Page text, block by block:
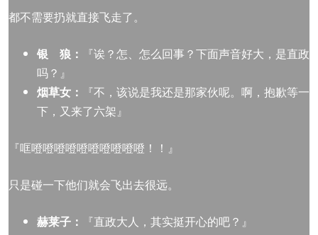
都不需要扔就直接飞走了。
银 狼：
『诶？怎、怎么回事？下面声音好大，是直政
吗？』
烟草女：
『不，该说是我还是那家伙呢。啊，抱歉等一
下，又来了六架』
『哐噔噔噔噔噔噔噔噔噔噔！！』
只是碰一下他们就会飞出去很远。
赫莱子： 『直政大人，其实挺开心的吧？』